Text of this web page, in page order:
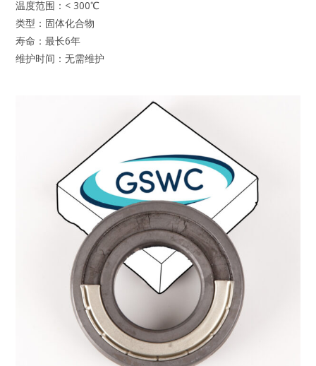
温度范围：< 300℃
类型：固体化合物
寿命：最长6年
维护时间：无需维护